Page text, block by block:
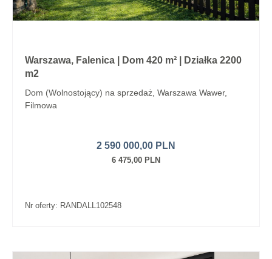
Warszawa, Falenica | Dom 420 m² | Działka 2200
m2
Dom (Wolnostojący) na sprzedaż, Warszawa Wawer,
Filmowa
2 590 000,00 PLN
6 475,00 PLN
Nr oferty: RANDALL102548